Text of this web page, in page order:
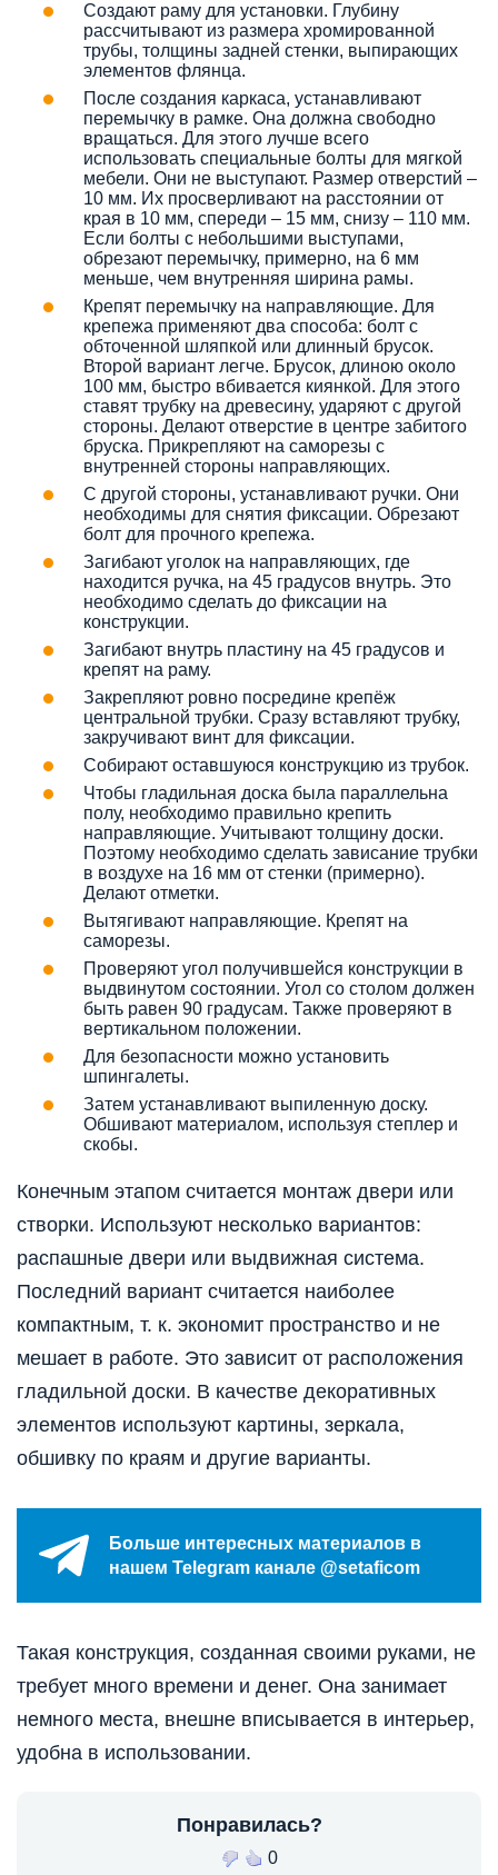
Создают раму для установки. Глубину
рассчитывают из размера хромированной
трубы, толщины задней стенки, выпирающих
элементов флянца.
После создания каркаса, устанавливают
перемычку в рамке. Она должна свободно
вращаться. Для этого лучше всего
использовать специальные болты для мягкой
мебели. Они не выступают. Размер отверстий –
10 мм. Их просверливают на расстоянии от
края в 10 мм, спереди – 15 мм, снизу – 110 мм.
Если болты с небольшими выступами,
обрезают перемычку, примерно, на 6 мм
меньше, чем внутренняя ширина рамы.
Крепят перемычку на направляющие. Для
крепежа применяют два способа: болт с
обточенной шляпкой или длинный брусок.
Второй вариант легче. Брусок, длиною около
100 мм, быстро вбивается киянкой. Для этого
ставят трубку на древесину, ударяют с другой
стороны. Делают отверстие в центре забитого
бруска. Прикрепляют на саморезы с
внутренней стороны направляющих.
С другой стороны, устанавливают ручки. Они
необходимы для снятия фиксации. Обрезают
болт для прочного крепежа.
Загибают уголок на направляющих, где
находится ручка, на 45 градусов внутрь. Это
необходимо сделать до фиксации на
конструкции.
Загибают внутрь пластину на 45 градусов и
крепят на раму.
Закрепляют ровно посредине крепёж
центральной трубки. Сразу вставляют трубку,
закручивают винт для фиксации.
Собирают оставшуюся конструкцию из трубок.
Чтобы гладильная доска была параллельна
полу, необходимо правильно крепить
направляющие. Учитывают толщину доски.
Поэтому необходимо сделать зависание трубки
в воздухе на 16 мм от стенки (примерно).
Делают отметки.
Вытягивают направляющие. Крепят на
саморезы.
Проверяют угол получившейся конструкции в
выдвинутом состоянии. Угол со столом должен
быть равен 90 градусам. Также проверяют в
вертикальном положении.
Для безопасности можно установить
шпингалеты.
Затем устанавливают выпиленную доску.
Обшивают материалом, используя степлер и
скобы.
Конечным этапом считается монтаж двери или
створки. Используют несколько вариантов:
распашные двери или выдвижная система.
Последний вариант считается наиболее
компактным, т. к. экономит пространство и не
мешает в работе. Это зависит от расположения
гладильной доски. В качестве декоративных
элементов используют картины, зеркала,
обшивку по краям и другие варианты.
Больше интересных материалов в
нашем Telegram канале @setaficom
Такая конструкция, созданная своими руками, не
требует много времени и денег. Она занимает
немного места, внешне вписывается в интерьер,
удобна в использовании.
Понравилась?
0